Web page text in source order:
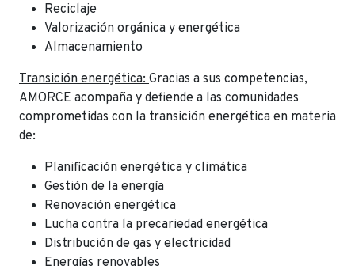
Reciclaje
Valorización orgánica y energética
Almacenamiento
Transición energética: Gracias a sus competencias,
AMORCE acompaña y defiende a las comunidades
comprometidas con la transición energética en materia
de:
Planificación energética y climática
Gestión de la energía
Renovación energética
Lucha contra la precariedad energética
Distribución de gas y electricidad
Energías renovables